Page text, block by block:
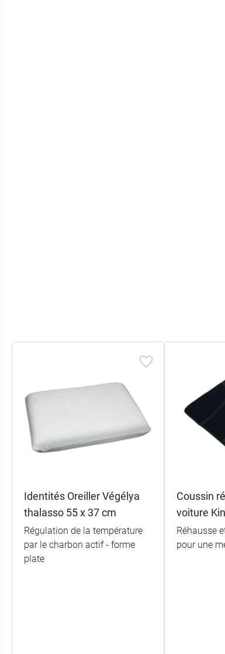
Identités Oreiller Végélya
thalasso 55 x 37 cm
Régulation de la température
par le charbon actif - forme
plate
Coussin
voiture
Réhausse
pour une